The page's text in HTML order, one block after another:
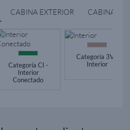
CABINA EXTERIOR CABINA
Categoría CI -
Interior
Conectado
Categoría 3V -
Interior